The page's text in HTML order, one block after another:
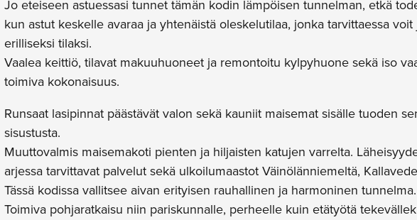
Jo eteiseen astuessasi tunnet tämän kodin lämpöisen tunnelman, etkä
kun astut keskelle avaraa ja yhtenäistä oleskelutilaa, jonka tarvittaessa
erilliseksi tilaksi.
Vaalea keittiö, tilavat makuuhuoneet ja remontoitu kylpyhuone sekä iso
toimiva kokonaisuus.
Runsaat lasipinnat päästävät valon sekä kauniit maisemat sisälle tuoden
sisustusta.
Muuttovalmis maisemakoti pienten ja hiljaisten katujen varrelta.
arjessa tarvittavat palvelut sekä ulkoilumaastot Väinölänniemeltä,
Tässä kodissa vallitsee aivan erityisen rauhallinen ja harmoninen tunnelma.
Toimiva pohjaratkaisu niin pariskunnalle, perheelle kuin etätyötä